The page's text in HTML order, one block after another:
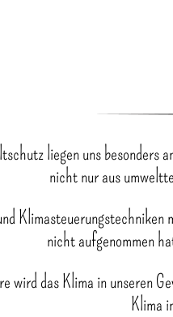
liegen uns besonders
nicht nur aus
nicht aufgenommen
wird das Klima in unseren
Klima